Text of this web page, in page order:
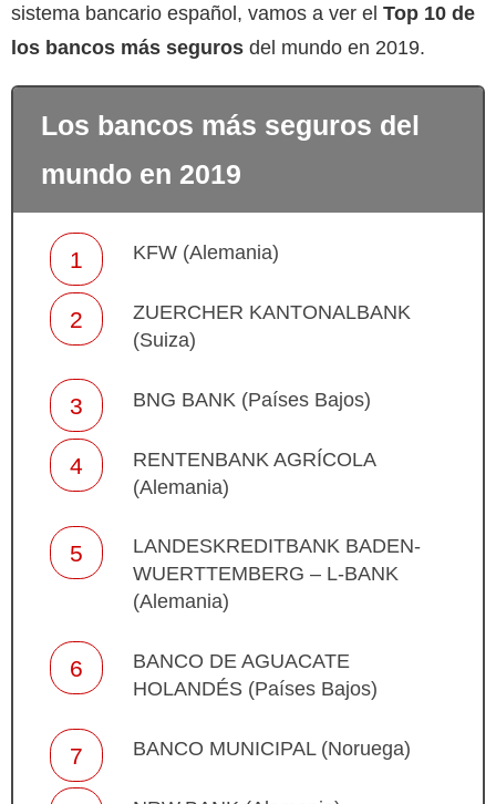
sistema bancario español, vamos a ver el Top 10 de
los bancos más seguros del mundo en 2019.
Los bancos más seguros del
mundo en 2019
KFW (Alemania)
ZUERCHER KANTONALBANK
(Suiza)
BNG BANK (Países Bajos)
RENTENBANK AGRÍCOLA
(Alemania)
LANDESKREDITBANK BADEN-
WUERTTEMBERG – L-BANK
(Alemania)
BANCO DE AGUACATE
HOLANDÉS (Países Bajos)
BANCO MUNICIPAL (Noruega)